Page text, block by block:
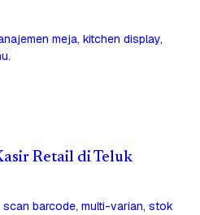
meja, kitchen display,
Retail di Teluk
barcode, multi-varian, stok